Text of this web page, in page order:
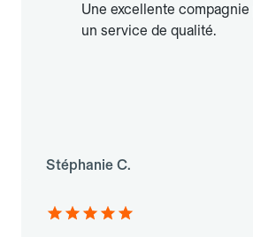
Une excellente
un service de qualité.
Stéphanie C.